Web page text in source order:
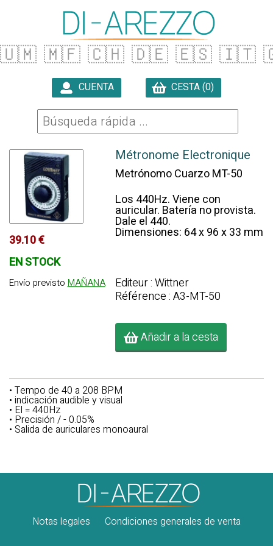
🇺🇲 🇲🇫 🇨🇭 🇩🇪 🇪🇸 🇮🇹
CUENTA CESTA (0)
39.10 €
EN STOCK
Envío previsto MAÑANA
Métronome Electronique
Metrónomo Cuarzo MT-50
Los 440Hz. Viene con
auricular. Batería no provista.
Dale el 440.
Dimensiones: 64 x 96 x 33 mm
Editeur : Wittner
Référence : A3-MT-50
Añadir a la cesta
• Tempo de 40 a 208 BPM
• indicación audible y visual
• El = 440Hz
• Precisión / - 0.05%
• Salida de auriculares monoaural
Notas legales Condiciones generales de venta